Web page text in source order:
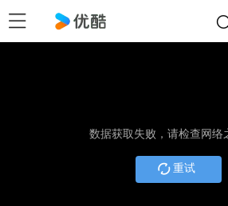
数据获取失败，请检查网络
重试